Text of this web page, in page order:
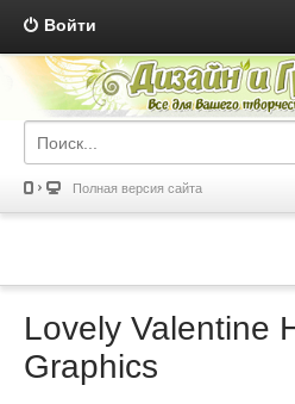
Войти
Полная версия сайта
Lovely Valentine
Graphics